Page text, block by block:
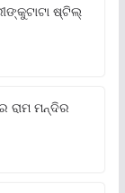
ଷ୍ଟିଲ୍
ରାମ ମନ୍ଦିର